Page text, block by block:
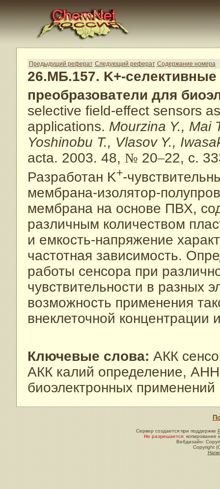
Предыдущий реферат Следующий реферат Содержание номера
26.МБ.157. K+-
преобразователи для
selective field-effect sensors
applications. Mourzina Y., Mai
Yoshinobu T., Vlasov Y.,
acta. 2003. 48, № 20–22, с.
Разработан K+-
мембрана-изолятор-
мембрана на основе ПВХ,
различным количеством
и емкость-напряжение
частотная зависимость.
работы сенсора при
чувствительности в разных
возможность применения
внеклеточной концентрации
Ключевые слова: АКК
АКК калий определение,
биоэлектронных применений
Сервер создается при поддержке
Не разрешается копирование
Вебдизайн:
Copyright